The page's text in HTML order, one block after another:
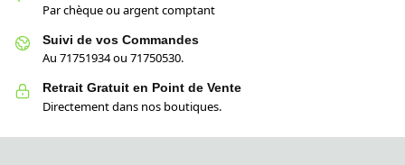
Par chèque ou argent comptant
Suivi de vos Commandes
Au 71751934 ou 71750530.
Retrait Gratuit en Point de Vente
Directement dans nos boutiques.